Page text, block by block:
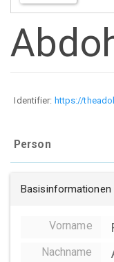
Identifier: https://
Person
Basisinformationen
Vorname
Nachname